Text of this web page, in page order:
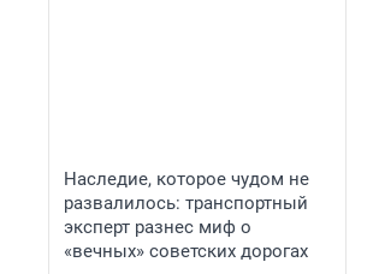
Наследие, которое чудом не
развалилось: транспортный
эксперт разнес миф о
«вечных» советских дорогах